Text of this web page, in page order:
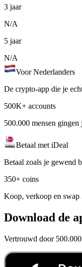
3 jaar
N/A
5 jaar
N/A
Voor Nederlanders
De crypto-app die je
500K+ accounts
500.000 mensen gingen
Betaal met iDeal
Betaal zoals je gewend
350+ coins
Koop, verkoop en swap
Download de
Vertrouwd door